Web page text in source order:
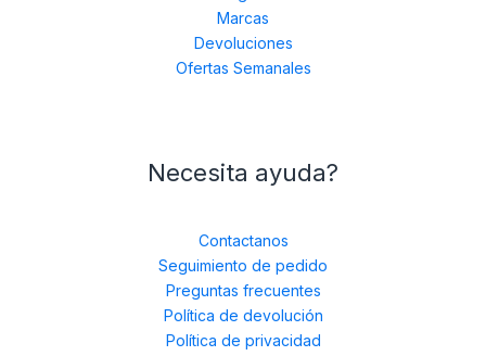
Marcas
Devoluciones
Ofertas Semanales
Necesita ayuda?
Contactanos
Seguimiento de pedido
Preguntas frecuentes
Política de devolución
Política de privacidad